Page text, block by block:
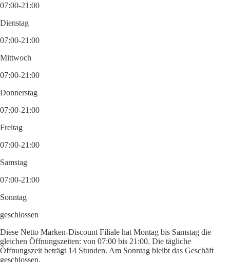
07:00-21:00
Dienstag
07:00-21:00
Mittwoch
07:00-21:00
Donnerstag
07:00-21:00
Freitag
07:00-21:00
Samstag
07:00-21:00
Sonntag
geschlossen
Diese Netto Marken-Discount Filiale hat Montag bis Samstag die
gleichen Öffnungszeiten: von 07:00 bis 21:00. Die tägliche
Öffnungszeit beträgt 14 Stunden. Am Sonntag bleibt das Geschäft
geschlossen.